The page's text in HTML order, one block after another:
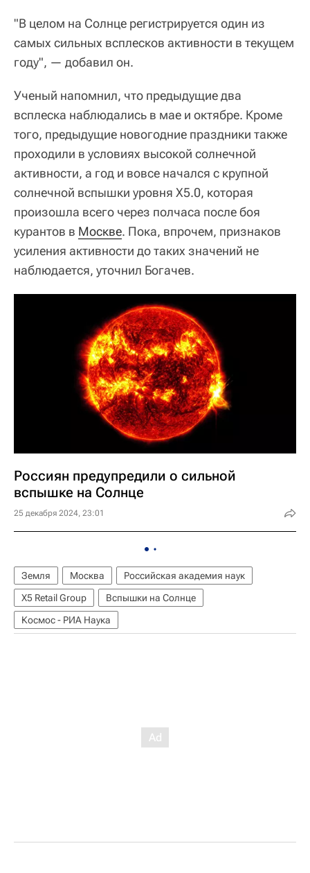
"В целом на Солнце регистрируется один из
самых сильных всплесков активности в текущем
году", — добавил он.
Ученый напомнил, что предыдущие два
всплеска наблюдались в мае и октябре. Кроме
того, предыдущие новогодние праздники также
проходили в условиях высокой солнечной
активности, а год и вовсе начался с крупной
солнечной вспышки уровня X5.0, которая
произошла всего через полчаса после боя
курантов в Москве. Пока, впрочем, признаков
усиления активности до таких значений не
наблюдается, уточнил Богачев.
Россиян предупредили о сильной
вспышке на Солнце
25 декабря 2024, 23:01
Земля Москва
Российская академия наук
X5 Retail Group
Вспышки на Солнце
Космос - РИА Наука